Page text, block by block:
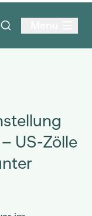
US-Zölle